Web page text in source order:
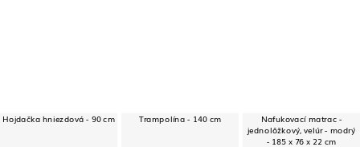
Hojdačka hniezdová - 90 cm Trampolína - 140 cm
Nafukovací matrac -
jednolôžkový, velúr - modrý
- 185 x 76 x 22 cm